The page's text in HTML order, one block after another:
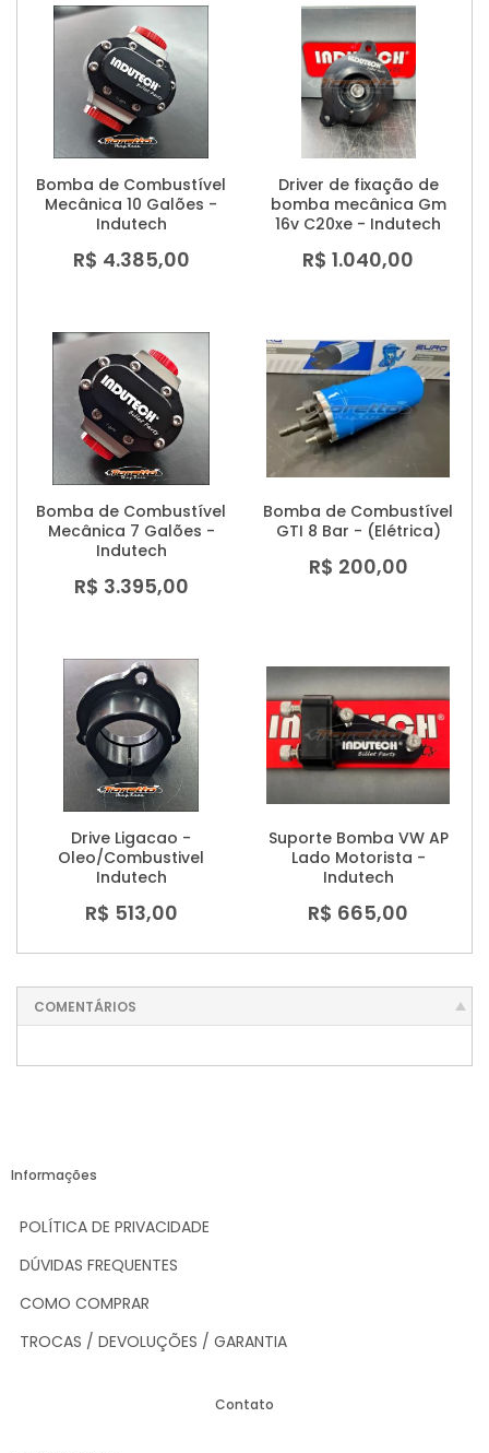
Bomba de Combustível
Mecânica 10 Galões -
Indutech
R$ 4.385,00
Driver de fixação de
bomba mecânica Gm
16v C20xe - Indutech
R$ 1.040,00
Bomba de Combustível
Mecânica 7 Galões -
Indutech
R$ 3.395,00
Bomba de Combustível
GTI 8 Bar - (Elétrica)
R$ 200,00
Drive Ligacao -
Oleo/Combustivel
Indutech
R$ 513,00
Suporte Bomba VW AP
Lado Motorista -
Indutech
R$ 665,00
COMENTÁRIOS
Informações
POLÍTICA DE PRIVACIDADE
DÚVIDAS FREQUENTES
COMO COMPRAR
TROCAS / DEVOLUÇÕES / GARANTIA
Contato